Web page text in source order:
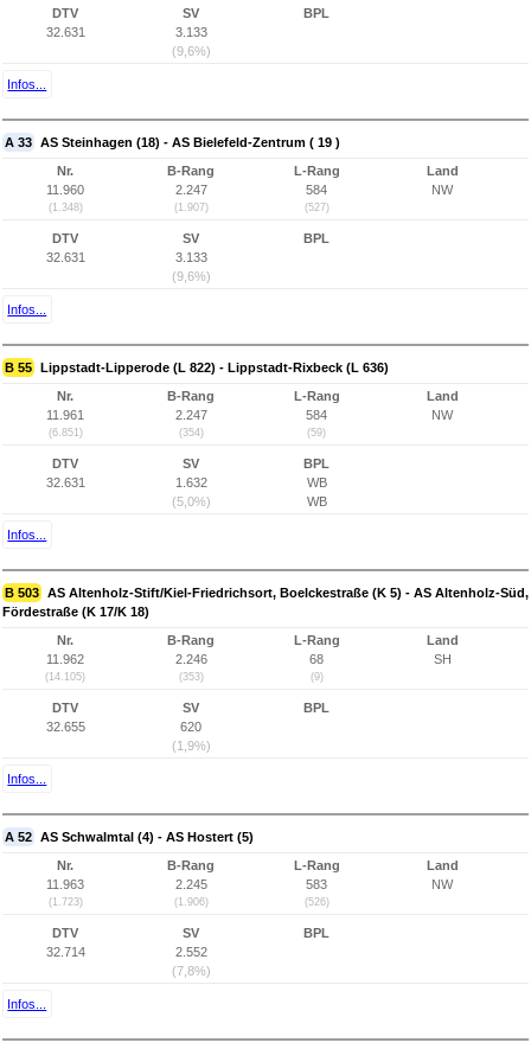
DTV
32.631
SV
3.133
(9,6%)
BPL
Infos...
A 33 AS Steinhagen (18) - AS Bielefeld-Zentrum ( 19 )
Nr.
11.960
(1.348)
B-Rang
2.247
(1.907)
L-Rang
584
(527)
Land
NW
DTV
32.631
SV
3.133
(9,6%)
BPL
Infos...
B 55 Lippstadt-Lipperode (L 822) - Lippstadt-Rixbeck (L 636)
Nr.
11.961
(6.851)
B-Rang
2.247
(354)
L-Rang
584
(59)
Land
NW
DTV
32.631
SV
1.632
(5,0%)
BPL
WB
WB
Infos...
B 503 AS Altenholz-Stift/Kiel-Friedrichsort, Boelckestraße (K 5) - AS Altenholz-Süd,
Fördestraße (K 17/K 18)
Nr.
11.962
(14.105)
B-Rang
2.246
(353)
L-Rang
68
(9)
Land
SH
DTV
32.655
SV
620
(1,9%)
BPL
Infos...
A 52 AS Schwalmtal (4) - AS Hostert (5)
Nr.
11.963
(1.723)
B-Rang
2.245
(1.906)
L-Rang
583
(526)
Land
NW
DTV
32.714
SV
2.552
(7,8%)
BPL
Infos...